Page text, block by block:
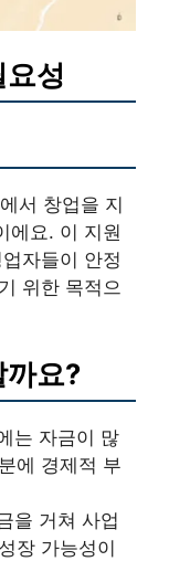
성
서 창업을 지
에요. 이 지원
자들이 안정
위한 목적으
까요?
는 자금이 많
에 경제적 부
을 거쳐 사업
장 가능성이